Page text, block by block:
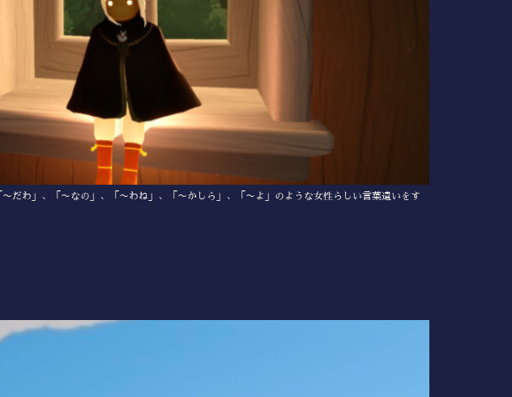
だわ」、「〜なの」、「〜わね」、「〜かしら」、「〜よ」のような女性らしい言葉遣いをす